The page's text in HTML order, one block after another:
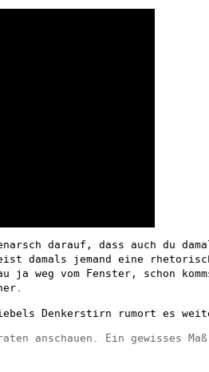
darauf, dass auch du
damals jemand eine
weg vom Fenster, schon
Denkerstirn rumort es
anschauen. Ein gewisses Maß